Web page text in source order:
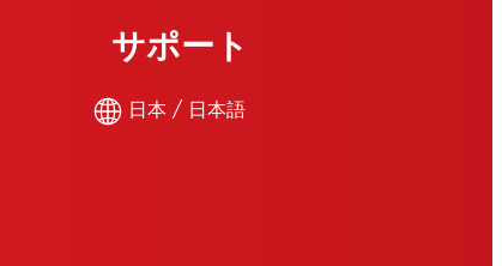
サポート
日本 / 日本語